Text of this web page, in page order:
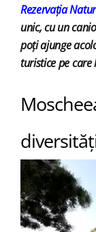
Rezervația
unic, cu un
poți ajunge
turistice pe